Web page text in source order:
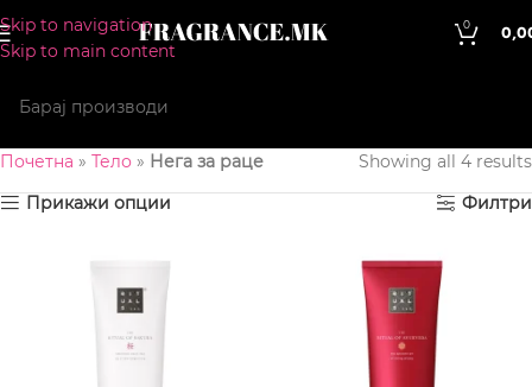
Skip to navigation
Skip to main content
0
Почетна » Тело » Нега за раце
Showing all 4 results
Прикажи опции
Филтри